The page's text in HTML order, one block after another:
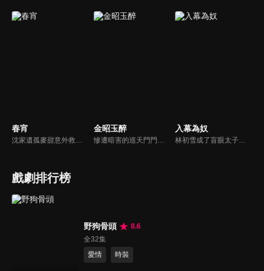
春宵 金昭玉醉 入幕為奴
戲劇排行榜
野狗骨頭
8.6
全32集
愛情
時裝